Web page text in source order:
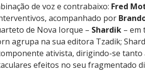
de voz e contrabaixo: Fred
acompanhado por
de Nova Iorque – Shardik – em
agrupa na sua editora Tzadik;
ativista, dirigindo-se
efeitos no seu fragmentado